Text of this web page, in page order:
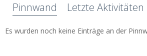
Pinnwand Letzte Aktivitäten
Es wurden noch keine Einträge an der